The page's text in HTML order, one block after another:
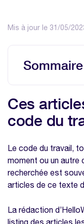
Mis à jour le 31/05/
Sommaire
Le travail
Pas de
de 100
Se laver
Les
Ces
code du
Le code du travail,
moment ou un autre
recherchée est
articles de ce texte
La rédaction
listing des articles